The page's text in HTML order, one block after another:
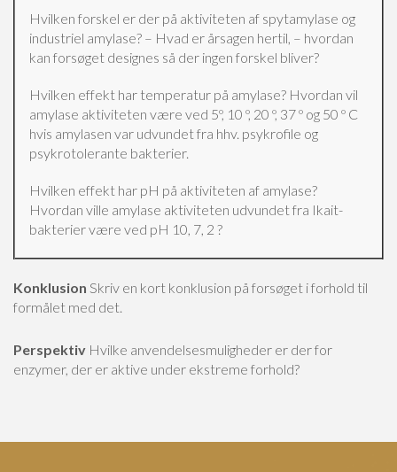
Hvilken forskel er der på aktiviteten af spytamylase og
industriel amylase? – Hvad er årsagen hertil, – hvordan
kan forsøget designes så der ingen forskel bliver?
Hvilken effekt har temperatur på amylase? Hvordan vil
amylase aktiviteten være ved 5º, 10 º, 20 º, 37 º og 50 º C
hvis amylasen var udvundet fra hhv. psykrofile og
psykrotolerante bakterier.
Hvilken effekt har pH på aktiviteten af amylase?
Hvordan ville amylase aktiviteten udvundet fra Ikait-
bakterier være ved pH 10, 7, 2 ?
Konklusion Skriv en kort konklusion på forsøget i forhold til
formålet med det.
Perspektiv Hvilke anvendelsesmuligheder er der for
enzymer, der er aktive under ekstreme forhold?